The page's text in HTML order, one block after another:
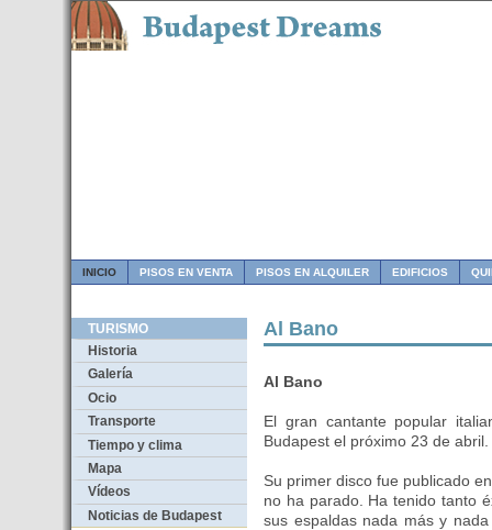
INICIO PISOS EN VENTA PISOS EN ALQUILER EDIFICIOS
TURISMO
Historia
Galería
Ocio
Transporte
Tiempo y clima
Mapa
Vídeos
Noticias de Budapest
Al Bano
Al Bano
El gran cantante popular
Budapest el próximo 23 de abril.
Su primer disco fue publicado
no ha parado. Ha tenido tanto
sus espaldas nada más y